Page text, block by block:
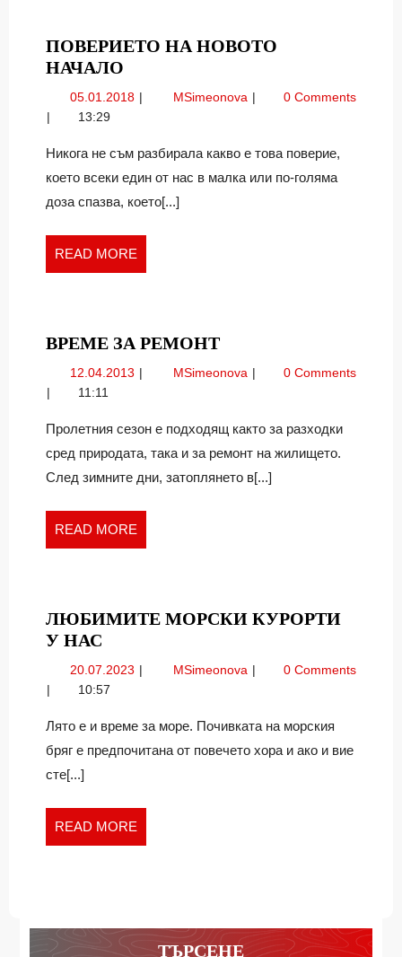
ПОВЕРИЕТО НА НОВОТО
НАЧАЛО
НА
НОВОТО
05.01.2018 05.01.2018MSimeonova Поверието
начало
0 Comments
13:29
Никога не съм разбирала какво е това поверие,
което всеки един от нас в малка или по-голяма
доза спазва, което[...]
READ MORE
MORE
ВРЕМЕ ЗА РЕМОНТВРЕМЕ
РЕМОНТ
12.04.2013 12.04.2013MSimeonova Време0 Comments
11:11
Пролетния сезон е подходящ както за разходки
сред природата, така и за ремонт на жилището.
След зимните дни, затоплянето в[...]
READ MORE
MORE
ЛЮБИМИТЕ МОРСКИ КУРОРТИ
У НАС
МОРСКИ
КУРОРТИ
НАС
20.07.2023 20.07.2023MSimeonova Любимите
у
0 Comments
10:57
Лято е и време за море. Почивката на морския
бряг е предпочитана от повечето хора и ако и вие
сте[...]
READ MORE
MORE
ТЪРСЕНЕ